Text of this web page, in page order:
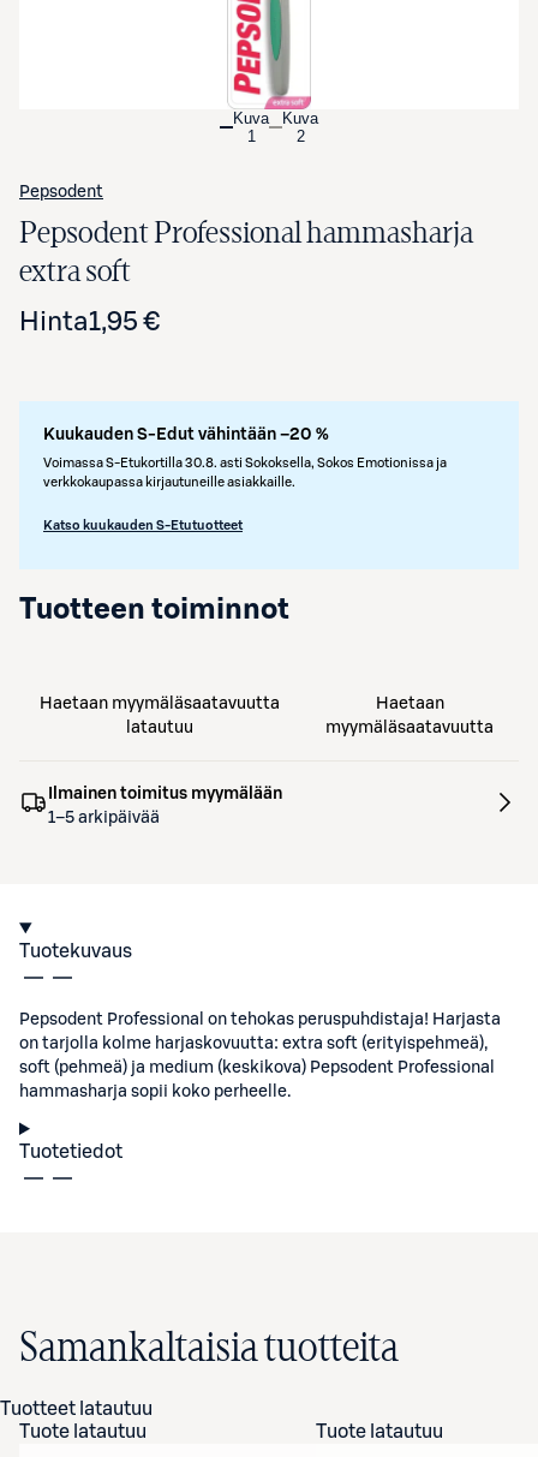
Kuva
1
Kuva
2
Pepsodent
Pepsodent Professional hammasharja
extra soft
Hinta1,95 €
Kuukauden S-Edut vähintään –20 %
Voimassa S-Etukortilla 30.8. asti Sokoksella, Sokos Emotionissa ja
verkkokaupassa kirjautuneille asiakkaille.
Katso kuukauden S-Etutuotteet
Tuotteen toiminnot
Haetaan myymäläsaatavuutta
latautuu
Haetaan
myymäläsaatavuutta
Ilmainen toimitus myymälään
1–5 arkipäivää
Tuotekuvaus
Pepsodent Professional on tehokas peruspuhdistaja! Harjasta
on tarjolla kolme harjaskovuutta: extra soft (erityispehmeä),
soft (pehmeä) ja medium (keskikova) Pepsodent Professional
hammasharja sopii koko perheelle.
Tuotetiedot
Samankaltaisia tuotteita
Tuotteet latautuu
Tuote latautuu
Tuote latautuu